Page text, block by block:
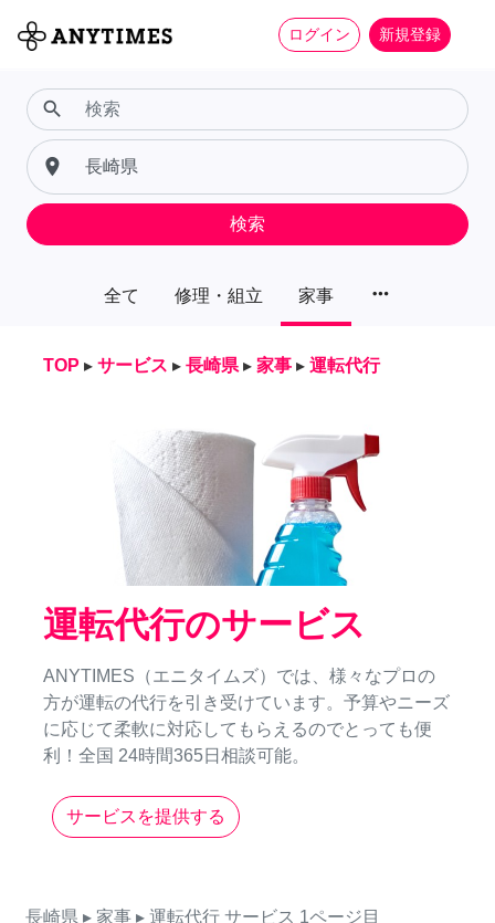
ログイン 新規登録
全て 修理・組立 家事 more_horiz
search
place
検索
TOP ▸ サービス ▸ 長崎県 ▸ 家事 ▸ 運転代行
運転代行のサービス
ANYTIMES（エニタイムズ）では、様々なプロの
方が運転の代行を引き受けています。予算やニーズ
に応じて柔軟に対応してもらえるのでとっても便
利！全国 24時間365日相談可能。
サービスを提供する
長崎県 ▸ 家事 ▸ 運転代行 サービス 1ページ目